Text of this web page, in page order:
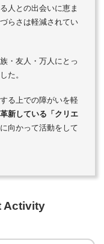
人との出会いに恵ま
らさは軽減されてい
・友人・万人にとっ
た。
る上での障がいを軽
新している「クリエ
向かって活動をして
Activity